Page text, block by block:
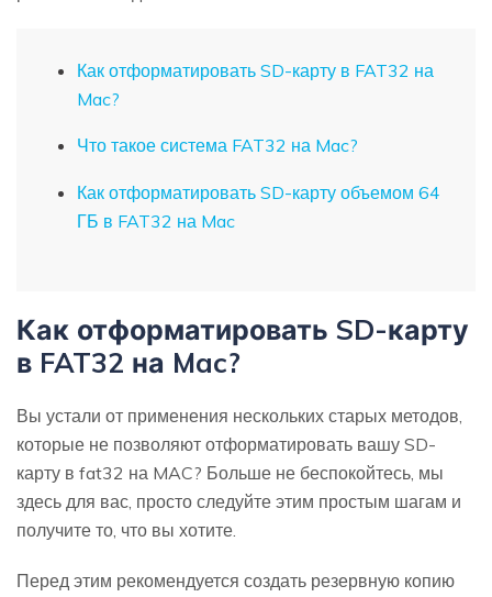
Как отформатировать SD-карту в FAT32 на
Mac?
Что такое система FAT32 на Mac?
Как отформатировать SD-карту объемом 64
ГБ в FAT32 на Mac
Как отформатировать SD-карту
в FAT32 на Mac?
Вы устали от применения нескольких старых методов,
которые не позволяют отформатировать вашу SD-
карту в fat32 на MAC? Больше не беспокойтесь, мы
здесь для вас, просто следуйте этим простым шагам и
получите то, что вы хотите.
Перед этим рекомендуется создать резервную копию